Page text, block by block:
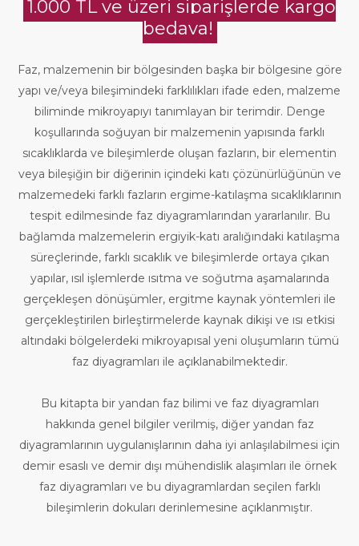
1.000 TL ve üzeri siparişlerde kargo
bedava!
Faz, malzemenin bir bölgesinden başka bir bölgesine göre
yapı ve/veya bileşimindeki farklılıkları ifade eden, malzeme
biliminde mikroyapıyı tanımlayan bir terimdir. Denge
koşullarında soğuyan bir malzemenin yapısında farklı
sıcaklıklarda ve bileşimlerde oluşan fazların, bir elementin
veya bileşiğin bir diğerinin içindeki katı çözünürlüğünün ve
malzemedeki farklı fazların ergime-katılaşma sıcaklıklarının
tespit edilmesinde faz diyagramlarından yararlanılır. Bu
bağlamda malzemelerin ergiyik-katı aralığındaki katılaşma
süreçlerinde, farklı sıcaklık ve bileşimlerde ortaya çıkan
yapılar, ısıl işlemlerde ısıtma ve soğutma aşamalarında
gerçekleşen dönüşümler, ergitme kaynak yöntemleri ile
gerçekleştirilen birleştirmelerde kaynak dikişi ve ısı etkisi
altındaki bölgelerdeki mikroyapısal yeni oluşumların tümü
faz diyagramları ile açıklanabilmektedir.
Bu kitapta bir yandan faz bilimi ve faz diyagramları
hakkında genel bilgiler verilmiş, diğer yandan faz
diyagramlarının uygulanışlarının daha iyi anlaşılabilmesi için
demir esaslı ve demir dışı mühendislik alaşımları ile örnek
faz diyagramları ve bu diyagramlardan seçilen farklı
bileşimlerin dokuları derinlemesine açıklanmıştır.